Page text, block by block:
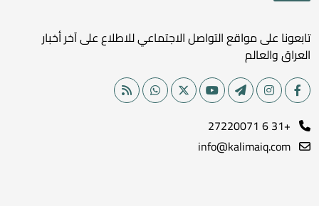
تابعونا على مواقع التواصل الاجتماعي للاطلاع على آخر أخبار
العراق والعالم
+31 6 27220071
info@kalimaiq.com